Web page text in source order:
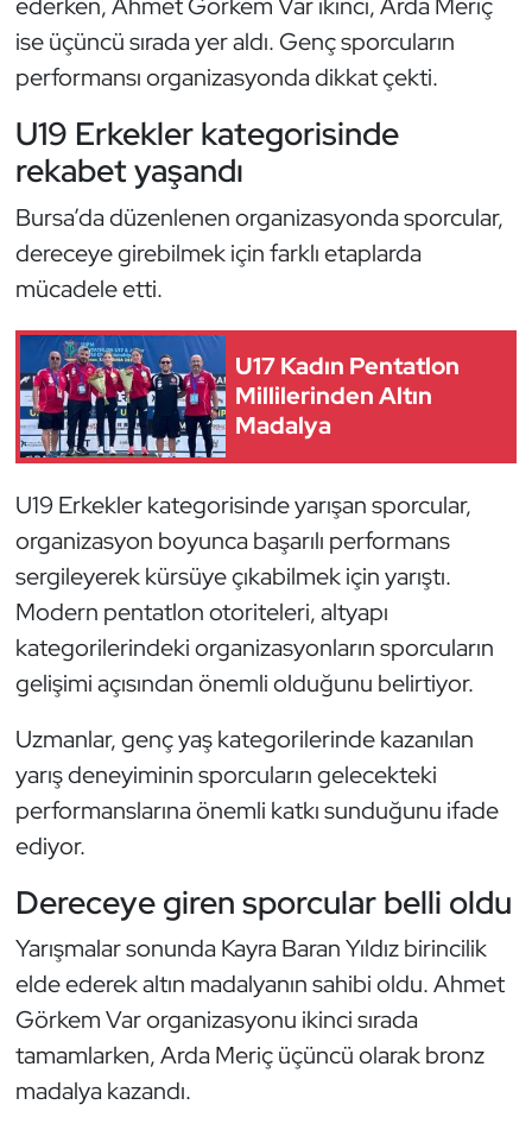
ise üçüncü sırada yer aldı. Genç sporcuların
performansı organizasyonda dikkat çekti.
U19 Erkekler kategorisinde
rekabet yaşandı
Bursa’da düzenlenen organizasyonda sporcular,
dereceye girebilmek için farklı etaplarda
mücadele etti.
U17 Kadın Pentatlon
Millilerinden Altın
Madalya
U19 Erkekler kategorisinde yarışan sporcular,
organizasyon boyunca başarılı performans
sergileyerek kürsüye çıkabilmek için yarıştı.
Modern pentatlon otoriteleri, altyapı
kategorilerindeki organizasyonların sporcuların
gelişimi açısından önemli olduğunu belirtiyor.
Uzmanlar, genç yaş kategorilerinde kazanılan
yarış deneyiminin sporcuların gelecekteki
performanslarına önemli katkı sunduğunu ifade
ediyor.
Dereceye giren sporcular belli oldu
Yarışmalar sonunda Kayra Baran Yıldız birincilik
elde ederek altın madalyanın sahibi oldu. Ahmet
Görkem Var organizasyonu ikinci sırada
tamamlarken, Arda Meriç üçüncü olarak bronz
madalya kazandı.
Eskrim
Futbol
Futsal
Genel
Golf
Halter
Hava Sporları
Hentbol
İşitme Engelli Sporcular
Judo ve Kuraş
Kano ve Rafting
Karate
Kayak
Kempo
Kick Boks
Kürek
Masa Tenisi
Modern Pentatlon